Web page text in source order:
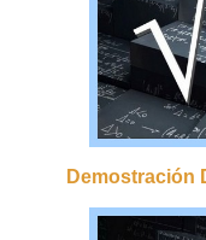
Demostración